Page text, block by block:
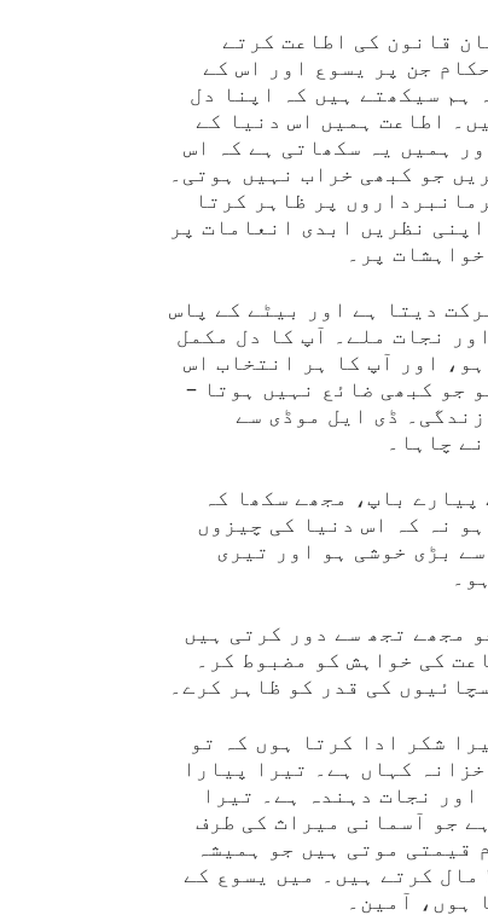
قانون کی اطاعت کرتے
جن پر یسوع اور اس کے
ہم سیکھتے ہیں کہ اپنا دل
اطاعت ہمیں اس دنیا کے
ہمیں یہ سکھاتی ہے کہ اس
جو کبھی خراب نہیں ہوتی۔
پر ظاہر کرتا
نظریں ابدی انعامات پر
پر۔
دیتا ہے اور بیٹے کے پاس
نجات ملے۔ آپ کا دل مکمل
اور آپ کا ہر انتخاب اس
جو کبھی ضائع نہیں ہوتا –
ڈی ایل موڈی سے
چاہا۔
پیارے باپ، مجھے سکھا کہ
نہ کہ اس دنیا کی چیزوں
بڑی خوشی ہو اور تیری
مجھے تجھ سے دور کرتی ہیں
کی خواہش کو مضبوط کر۔
کی قدر کو ظاہر کرے۔
شکر ادا کرتا ہوں کہ تو
کہاں ہے۔ تیرا پیارا
نجات دہندہ ہے۔ تیرا
جو آسمانی میراث کی طرف
قیمتی موتی ہیں جو ہمیشہ
مال کرتے ہیں۔ میں یسوع کے
ہوں، آمین۔